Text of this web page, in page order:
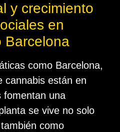
y crecimiento
en
Barcelona
como Barcelona,
cannabis están en
fomentan una
se vive no solo
como